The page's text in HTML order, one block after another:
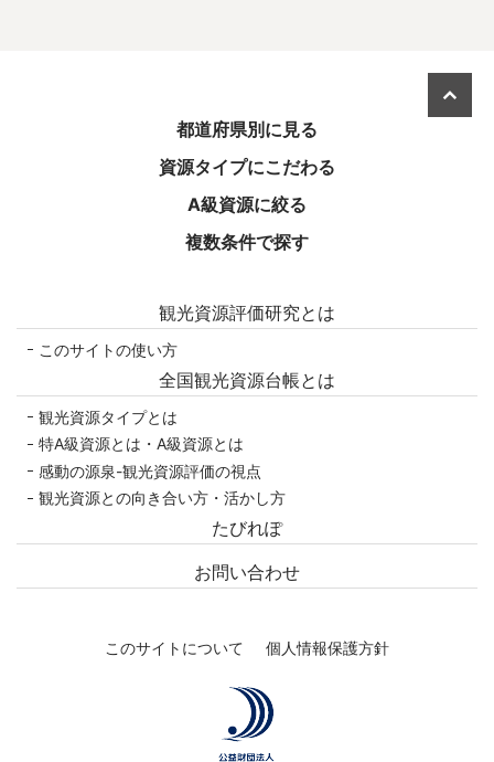
都道府県別に見る
資源タイプにこだわる
A級資源に絞る
複数条件で探す
観光資源評価研究とは
このサイトの使い方
全国観光資源台帳とは
観光資源タイプとは
特A級資源とは・A級資源とは
感動の源泉-観光資源評価の視点
観光資源との向き合い方・活かし方
たびれぽ
お問い合わせ
このサイトについて 個人情報保護方針